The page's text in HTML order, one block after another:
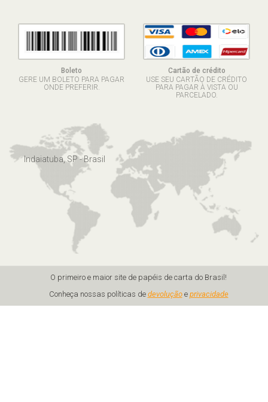
Boleto
GERE UM BOLETO PARA PAGAR
ONDE PREFERIR.
Cartão de crédito
USE SEU CARTÃO DE CRÉDITO
PARA PAGAR À VISTA OU
PARCELADO.
Indaiatuba, SP - Brasil
O primeiro e maior site de papéis de carta do Brasil!
Conheça nossas políticas de devoluçãoe privacidade